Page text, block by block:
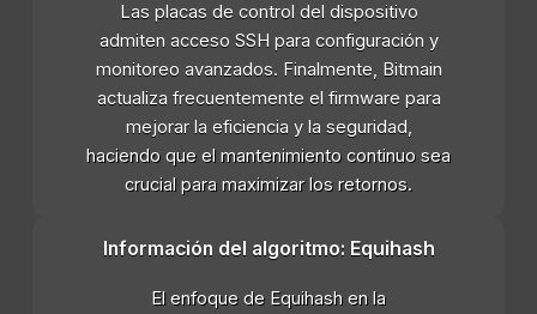
Las placas de control del dispositivo
admiten acceso SSH para configuración y
monitoreo avanzados. Finalmente, Bitmain
actualiza frecuentemente el firmware para
mejorar la eficiencia y la seguridad,
haciendo que el mantenimiento continuo sea
crucial para maximizar los retornos.
Información del algoritmo: Equihash
El enfoque de Equihash en la